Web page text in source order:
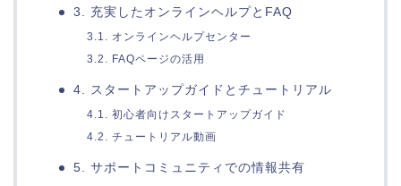
3. 充実したオンラインヘルプとFAQ
3.1. オンラインヘルプセンター
3.2. FAQページの活用
4. スタートアップガイドとチュートリアル
4.1. 初心者向けスタートアップガイド
4.2. チュートリアル動画
5. サポートコミュニティでの情報共有